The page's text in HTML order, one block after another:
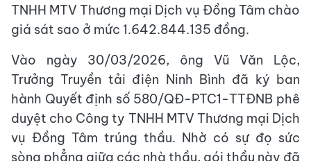
TNHH MTV Thương mại Dịch vụ Đồng Tâm chào
giá sát sao ở mức 1.642.844.135 đồng.
Vào ngày 30/03/2026, ông Vũ Văn Lộc,
Trưởng Truyền tải điện Ninh Bình đã ký ban
hành Quyết định số 580/QĐ-PTC1-TTĐNB phê
duyệt cho Công ty TNHH MTV Thương mại Dịch
vụ Đồng Tâm trúng thầu. Nhờ có sự đọ sức
sòng phẳng giữa các nhà thầu, gói thầu này đã